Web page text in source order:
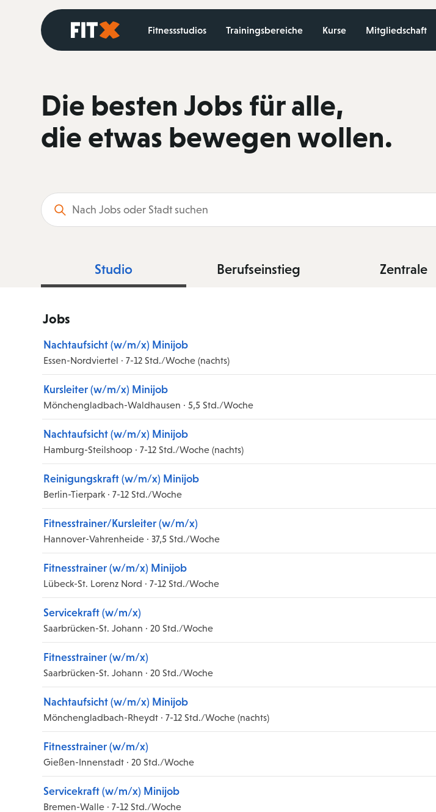
Startseite Fitnessstudios Trainingsbereiche Kurse Mitgliedschaft
Die besten Jobs für alle,
die etwas bewegen wollen.
Suchbegriff
Studio Berufseinstieg Zentrale
Jobs
Nachtaufsicht (w/m/x) Minijob
Essen-Nordviertel · 7-12 Std./Woche (nachts)
Kursleiter (w/m/x) Minijob
Mönchengladbach-Waldhausen · 5,5 Std./Woche
Nachtaufsicht (w/m/x) Minijob
Hamburg-Steilshoop · 7-12 Std./Woche (nachts)
Reinigungskraft (w/m/x) Minijob
Berlin-Tierpark · 7-12 Std./Woche
Fitnesstrainer/Kursleiter (w/m/x)
Hannover-Vahrenheide · 37,5 Std./Woche
Fitnesstrainer (w/m/x) Minijob
Lübeck-St. Lorenz Nord · 7-12 Std./Woche
Servicekraft (w/m/x)
Saarbrücken-St. Johann · 20 Std./Woche
Fitnesstrainer (w/m/x)
Saarbrücken-St. Johann · 20 Std./Woche
Nachtaufsicht (w/m/x) Minijob
Mönchengladbach-Rheydt · 7-12 Std./Woche (nachts)
Fitnesstrainer (w/m/x)
Gießen-Innenstadt · 20 Std./Woche
Servicekraft (w/m/x) Minijob
Bremen-Walle · 7-12 Std./Woche